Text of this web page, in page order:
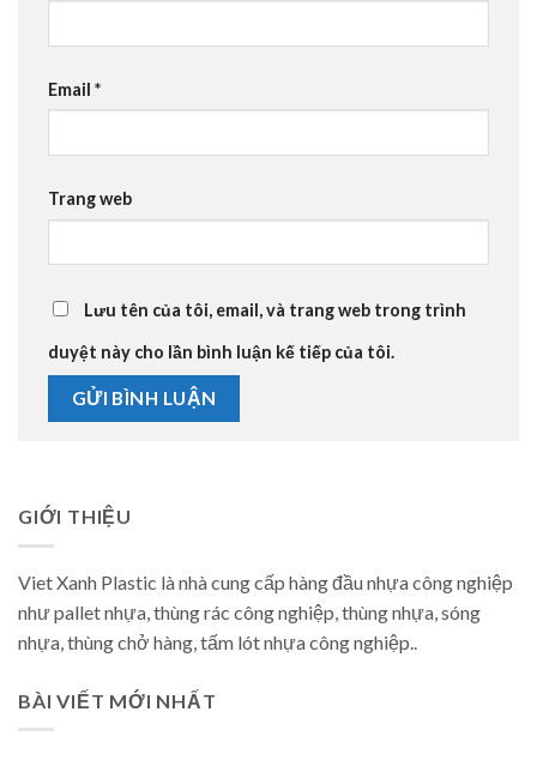
Email *
Trang web
Lưu tên của tôi, email, và trang web trong trình
duyệt này cho lần bình luận kế tiếp của tôi.
GIỚI THIỆU
Viet Xanh Plastic là nhà cung cấp hàng đầu nhựa công nghiệp
như pallet nhựa, thùng rác công nghiệp, thùng nhựa, sóng
nhựa, thùng chở hàng, tấm lót nhựa công nghiệp..
BÀI VIẾT MỚI NHẤT